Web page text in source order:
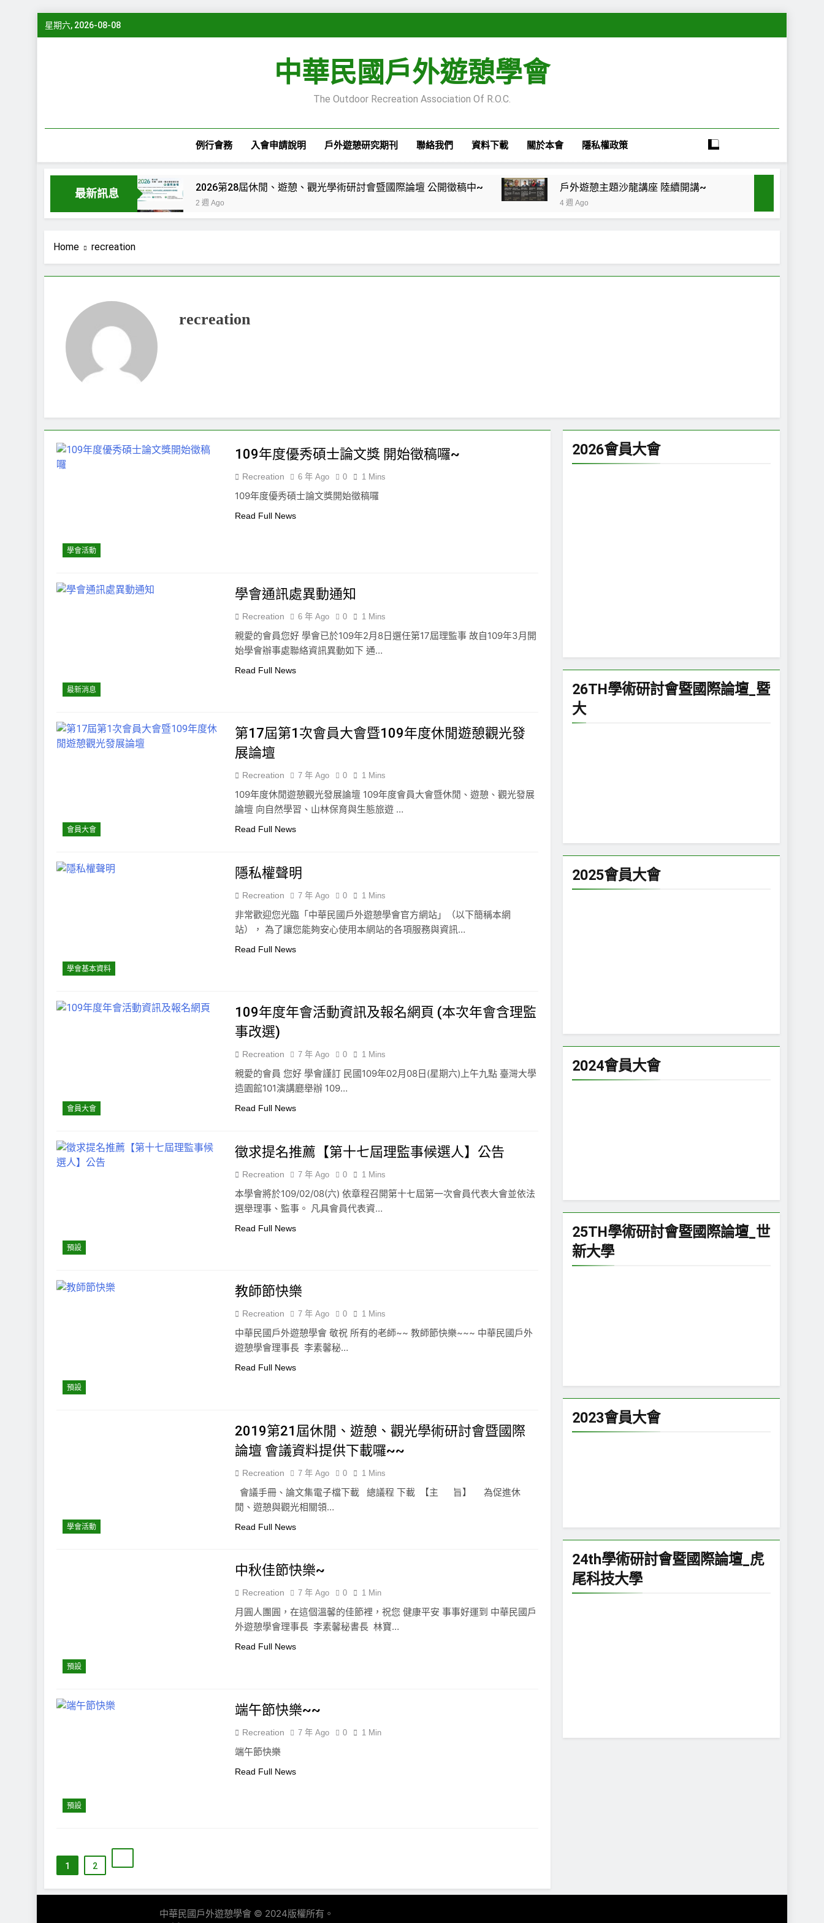
Skip
to
星期六, 2026-08-08
中華民國戶外遊憩學會
The Outdoor Recreation Association Of R.O.C.
例行會務 入會申請說明 戶外遊憩研究期刊 聯絡我們 資料下載 關於本會 隱私權政策
最新訊息 2026第28屆休閒、遊憩、觀光學術研討會暨國際論壇 公開徵稿中~
2 週 Ago
戶外遊憩主題沙龍講座 陸續開講~
4 週 Ago
“Serious Leisure”專欄—嚴肅休閒的嚴肅性與不嚴肅性—自我認同之旅
115年度優秀碩士論文獎~開始徵件囉~
Home recreation
recreation
學會活動
109年度優秀碩士論文獎 開始徵稿囉~
Recreation 6 年 Ago 0 1 Mins
109年度優秀碩士論文獎開始徵稿囉
Read Full News
最新消息
學會通訊處異動通知
Recreation 6 年 Ago 0 1 Mins
親愛的會員您好 學會已於109年2月8日選任第17屆理監事 故自109年3月開
始學會辦事處聯絡資訊異動如下 通…
Read Full News
會員大會
第17屆第1次會員大會暨109年度休閒遊憩觀光發
展論壇
Recreation 7 年 Ago 0 1 Mins
109年度休閒遊憩觀光發展論壇 109年度會員大會暨休閒、遊憩、觀光發展
論壇 向自然學習、山林保育與生態旅遊 …
Read Full News
學會基本資料
隱私權聲明
Recreation 7 年 Ago 0 1 Mins
非常歡迎您光臨「中華民國戶外遊憩學會官方網站」（以下簡稱本網
站）， 為了讓您能夠安心使用本網站的各項服務與資訊…
Read Full News
會員大會
109年度年會活動資訊及報名網頁 (本次年會含理監
事改選)
Recreation 7 年 Ago 0 1 Mins
親愛的會員 您好 學會謹訂 民國109年02月08日(星期六)上午九點 臺灣大學
造園館101演講廳舉辦 109…
Read Full News
預設
徵求提名推薦【第十七屆理監事候選人】公告
Recreation 7 年 Ago 0 1 Mins
本學會將於109/02/08(六) 依章程召開第十七屆第一次會員代表大會並依法
選舉理事、監事。 凡具會員代表資…
Read Full News
預設
教師節快樂
Recreation 7 年 Ago 0 1 Mins
中華民國戶外遊憩學會 敬祝 所有的老師~~ 教師節快樂~~~ 中華民國戶外
遊憩學會理事長 李素馨秘…
Read Full News
學會活動
2019第21屆休閒、遊憩、觀光學術研討會暨國際
論壇 會議資料提供下載囉~~
Recreation 7 年 Ago 0 1 Mins
會議手冊、論文集電子檔下載 總議程 下載 【主 旨】 為促進休
閒、遊憩與觀光相關領…
Read Full News
預設
中秋佳節快樂~
Recreation 7 年 Ago 0 1 Min
月圓人團圓，在這個溫馨的佳節裡，祝您 健康平安 事事好運到 中華民國戶
外遊憩學會理事長 李素馨秘書長 林寶…
Read Full News
預設
端午節快樂~~
Recreation 7 年 Ago 0 1 Min
端午節快樂
Read Full News
1 2
2026會員大會
26TH學術研討會暨國際論壇_暨
大
2025會員大會
2024會員大會
25TH學術研討會暨國際論壇_世
新大學
2023會員大會
24th學術研討會暨國際論壇_虎
尾科技大學
中華民國戶外遊憩學會 © 2024版權所有。